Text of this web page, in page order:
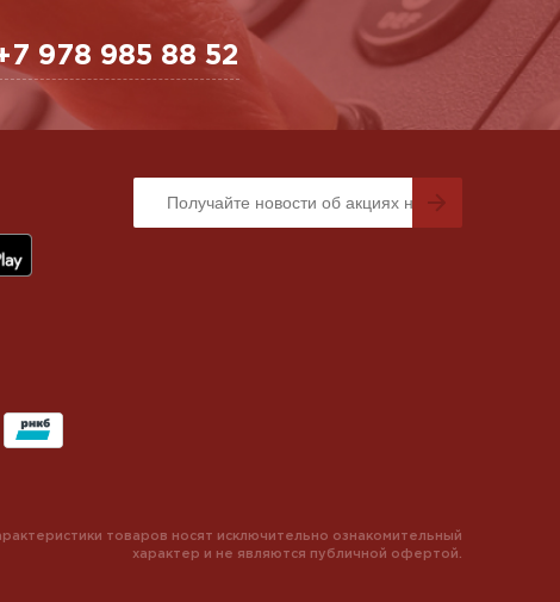
978 985 88 52
товаров носят исключительно ознакомительный
характер и не являются публичной офертой.